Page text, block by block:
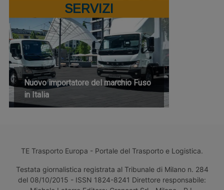
SERVIZI
Nuovo importatore del marchio Fuso
in Italia
TE Trasporto Europa - Portale del Trasporto e Logistica.
Testata giornalistica registrata al Tribunale di Milano n. 284
del 08/10/2015 - ISSN 1824-8241 Direttore responsabile: